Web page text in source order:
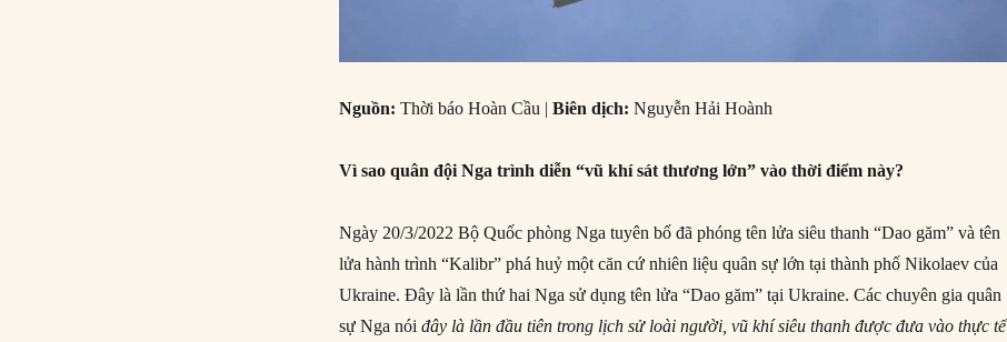
Nguồn: Thời báo Hoàn Cầu |Biên dịch:Nguyễn Hải Hoành
Vì sao quân đội Nga trình diễn “vũ khí sát thương lớn” vào thời điểm này?
Ngày 20/3/2022 Bộ Quốc phòng Nga tuyên bố đã phóng tên lửa siêu thanh “Dao găm” và tên
lửa hành trình “Kalibr” phá huỷ một căn cứ nhiên liệu quân sự lớn tại thành phố Nikolaev của
Ukraine. Đây là lần thứ hai Nga sử dụng tên lửa “Dao găm” tại Ukraine. Các chuyên gia quân
sự Nga nóiđây là lần đầu tiên trong lịch sử loài người, vũ khí siêu thanh được đưa vào thực tế